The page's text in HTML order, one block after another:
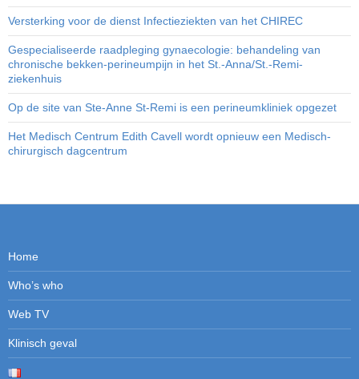
Versterking voor de dienst Infectieziekten van het CHIREC
Gespecialiseerde raadpleging gynaecologie: behandeling van
chronische bekken-perineumpijn in het St.-Anna/St.-Remi-
ziekenhuis
Op de site van Ste-Anne St-Remi is een perineumkliniek opgezet
Het Medisch Centrum Edith Cavell wordt opnieuw een Medisch-
chirurgisch dagcentrum
Home
Who’s who
Web TV
Klinisch geval